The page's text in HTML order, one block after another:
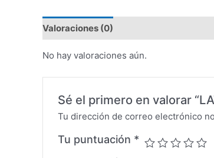
Valoraciones (0)
No hay valoraciones aún.
Sé el primero en valorar
Tu dirección de correo electrónico
Tu puntuación *